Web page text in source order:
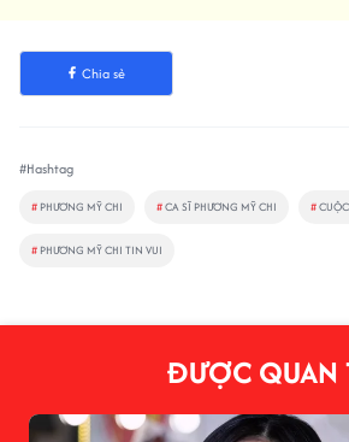
Chia sẻ
#Hashtag
# PHƯƠNG MỸ CHI #CA SĨ PHƯƠNG MỸ CHI #
# PHƯƠNG MỸ CHI TIN VUI
ĐƯỢC QUAN